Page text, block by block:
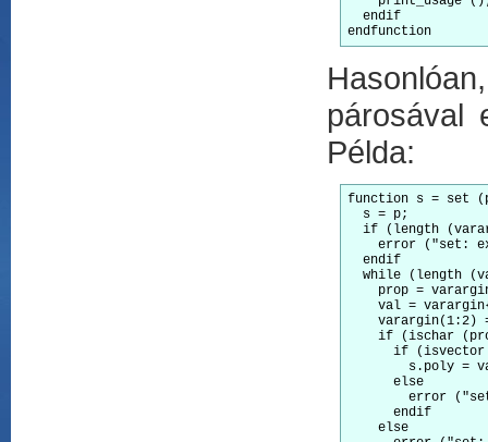
  endif
endfunction
párosával
Példa:
function s = set
  s = p;
if (length
error ("set:
  endif
while (length
prop =
val =
varargin(1:2)
if (ischar
if
s.poly =
      else
error
      endif
    else